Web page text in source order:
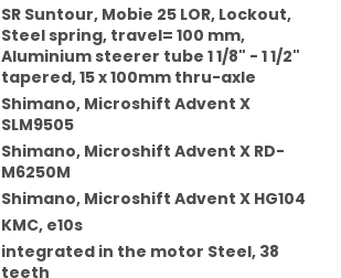
SR Suntour, Mobie 25 LOR, Lockout,
Steel spring, travel= 100 mm,
Aluminium steerer tube 1 1/8" - 1 1/2"
tapered, 15 x 100mm thru-axle
Shimano, Microshift Advent X
SLM9505
Shimano, Microshift Advent X RD-
M6250M
Shimano, Microshift Advent X HG104
KMC, e10s
integrated in the motor Steel, 38
teeth